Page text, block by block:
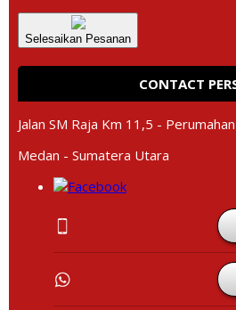
Selesaikan Pesanan
CONTACT
Jalan SM Raja Km 11,5 -
Medan - Sumatera Utara